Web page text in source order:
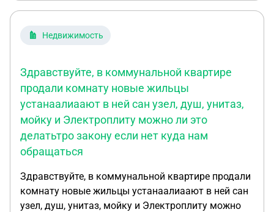
Недвижимость
Здравствуйте, в коммунальной квартире
продали комнату новые жильцы
устанаалиаают в ней сан узел, душ, унитаз,
мойку и Электроплиту можно ли это
делатьтро закону если нет куда нам
обращаться
Здравствуйте, в коммунальной квартире продали
комнату новые жильцы устанаалиаают в ней сан
узел, душ, унитаз, мойку и Электроплиту можно